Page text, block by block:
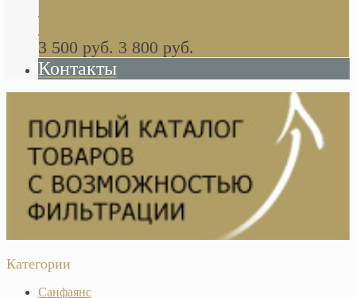
Khala Colombo аксессуары (серия) В
НАЛИЧИИ
3 500 руб. 3 800 руб.
Контакты
Категории
Санфаянс